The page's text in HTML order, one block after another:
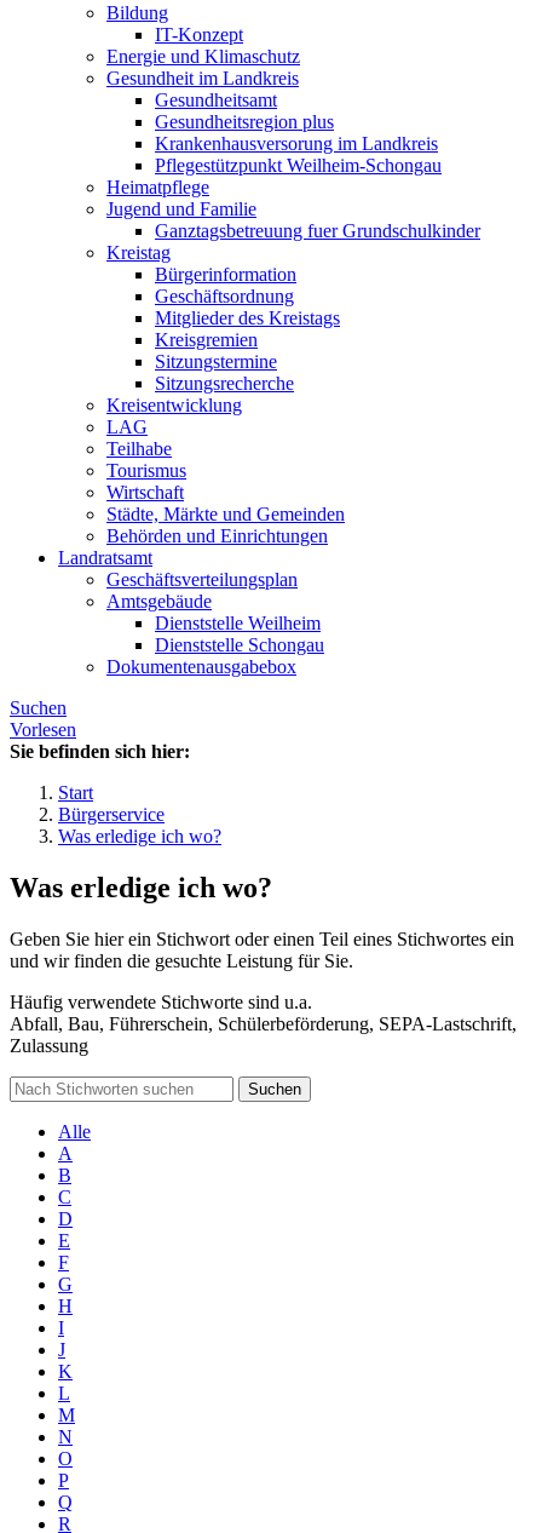
Bildung
IT-Konzept
Energie und Klimaschutz
Gesundheit im Landkreis
Gesundheitsamt
Gesundheitsregion plus
Krankenhausversorung im Landkreis
Pflegestützpunkt Weilheim-Schongau
Heimatpflege
Jugend und Familie
Ganztagsbetreuung fuer Grundschulkinder
Kreistag
Bürgerinformation
Geschäftsordnung
Mitglieder des Kreistags
Kreisgremien
Sitzungstermine
Sitzungsrecherche
Kreisentwicklung
LAG
Teilhabe
Tourismus
Wirtschaft
Städte, Märkte und Gemeinden
Behörden und Einrichtungen
Landratsamt
Geschäftsverteilungsplan
Amtsgebäude
Dienststelle Weilheim
Dienststelle Schongau
Dokumentenausgabebox
Suchen
Vorlesen
Sie befinden sich hier:
Start
Bürgerservice
Was erledige ich wo?
Was erledige ich wo?
Geben Sie hier ein Stichwort oder einen Teil eines Stichwortes ein
und wir finden die gesuchte Leistung für Sie.
Häufig verwendete Stichworte sind u.a.
Abfall, Bau, Führerschein, Schülerbeförderung, SEPA-Lastschrift,
Zulassung
Suchen
Alle
A
B
C
D
E
F
G
H
I
J
K
L
M
N
O
P
Q
R